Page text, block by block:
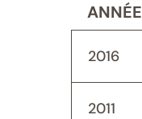
ANNÉE
2016
2011